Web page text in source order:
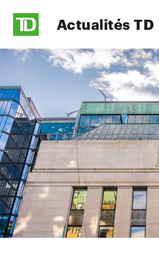
Actualités TD